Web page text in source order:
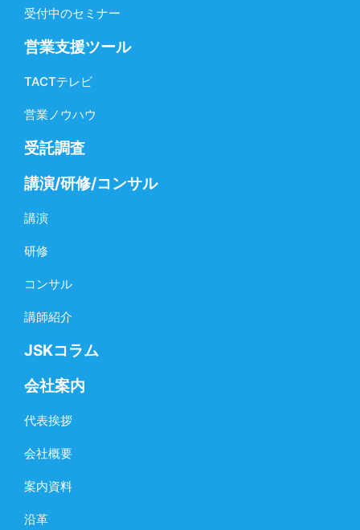
受付中のセミナー
営業支援ツール
TACTテレビ
営業ノウハウ
受託調査
講演/研修/コンサル
講演
研修
コンサル
講師紹介
JSKコラム
会社案内
代表挨拶
会社概要
案内資料
沿革